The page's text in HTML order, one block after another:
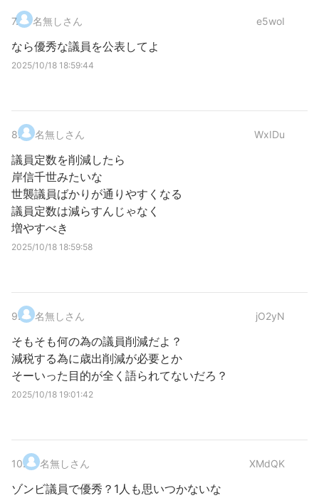
7. 名無しさん e5woI
なら優秀な議員を公表してよ
2025/10/18 18:59:44
8. 名無しさん WxIDu
議員定数を削減したら
岸信千世みたいな
世襲議員ばかりが通りやすくなる
議員定数は減らすんじゃなく
増やすべき
2025/10/18 18:59:58
9. 名無しさん jO2yN
そもそも何の為の議員削減だよ？
減税する為に歳出削減が必要とか
そーいった目的が全く語られてないだろ？
2025/10/18 19:01:42
10. 名無しさん XMdQK
ゾンビ議員で優秀？1人も思いつかないな